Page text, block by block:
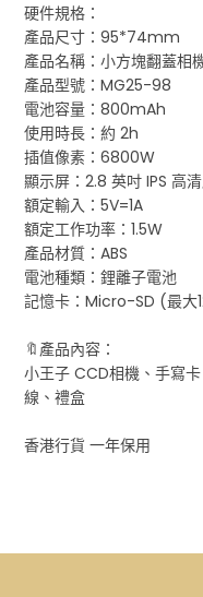
硬件規格：
產品尺寸：95*74mm
產品名稱：小方塊翻蓋相
產品型號：MG25-98
電池容量：800mAh
使用時長：約 2h
插值像素：6800W
顯示屏：2.8 英吋 IPS 高
額定輸入：5V=1A
額定工作功率：1.5W
產品材質：ABS
電池種類：鋰離子電池
記憶卡：Micro-SD (最大
🔖產品內容：
小王子 CCD相機、手寫
線、禮盒
香港行貨 一年保用